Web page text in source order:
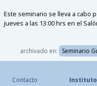
Este seminario se lleva a cabo
jueves a las 13:00 hrs en el
archivado en: Seminario
Contacto